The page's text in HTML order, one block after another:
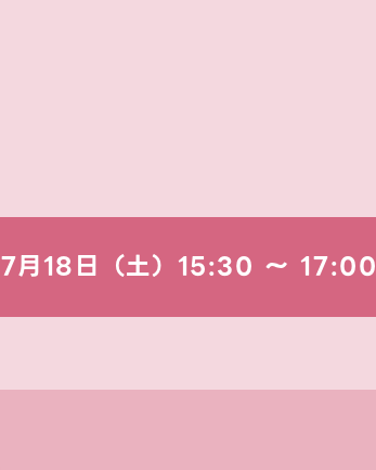
18日（土） 15:30 〜 17:00